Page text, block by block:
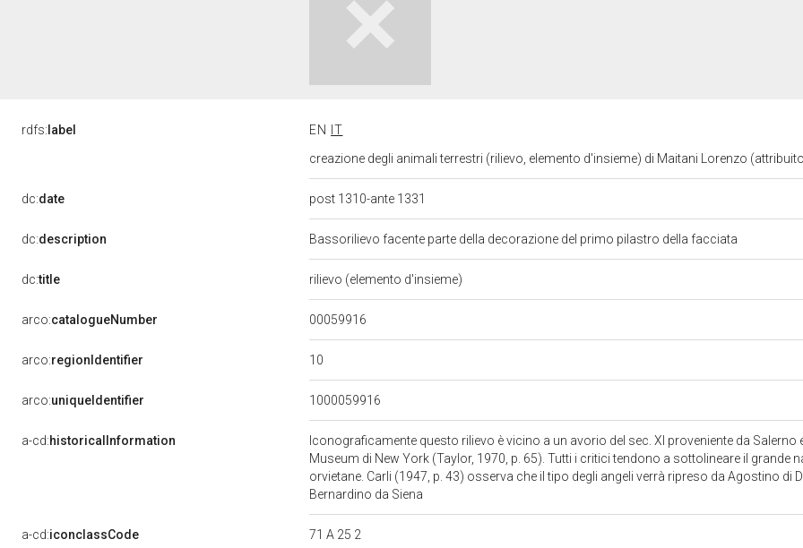
rdfs: label EN
IT
creazione degli animali terrestri (rilievo, elemento d'insieme) di Maitani Lorenzo
dc:date post 1310-ante 1331
dc:description Bassorilievo facente parte della decorazione del primo pilastro della facciata
dc:title rilievo (elemento d'insieme)
arco:catalogueNumber 00059916
arco:regionIdentifier 10
arco:uniqueIdentifier 1000059916
a-cd:historicalInformation
Iconograficamente questo rilievo è vicino a un avorio del sec. XI proveniente da
Museum di New York (Taylor, 1970, p. 65). Tutti i critici tendono a sottolineare il grande
orvietane. Carli (1947, p. 43) osserva che il tipo degli angeli verrà ripreso da Agostino di
Bernardino da Siena
a-cd:iconclassCode 71 A 25 2